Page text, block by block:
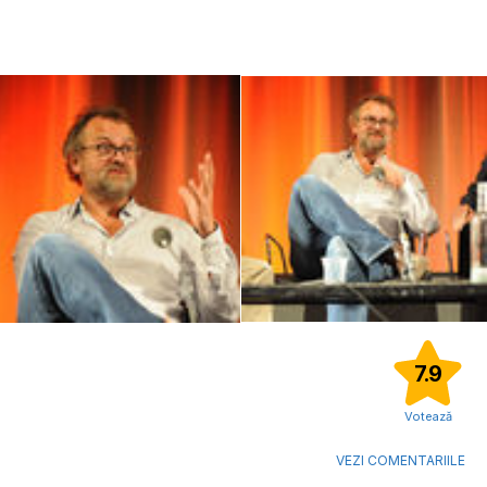
7.9
Votează
VEZI COMENTARIILE